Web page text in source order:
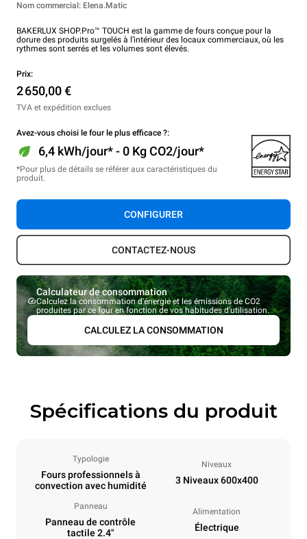
Nom commercial: Elena.Matic
BAKERLUX SHOP.Pro™ TOUCH est la gamme de fours conçue pour la
dorure des produits surgelés à l’intérieur des locaux commerciaux, où les
rythmes sont serrés et les volumes sont élevés.
Prix:
2 650,00 €
TVA et expédition exclues
Avez-vous choisi le four le plus efficace ?:
6,4 kWh/jour* - 0 Kg CO2/jour*
*Pour plus de détails se référer aux caractéristiques du
produit.
CONFIGURER
CONTACTEZ-NOUS
Calculateur de consommation
Calculez la consommation d'énergie et les émissions de CO2
produites par ce four en fonction de vos habitudes d'utilisation.
CALCULEZ LA CONSOMMATION
Spécifications du produit
Typologie
Fours professionnels à
convection avec humidité
Niveaux
3 Niveaux 600x400
Panneau
Panneau de contrôle
tactile 2.4"
Alimentation
Électrique